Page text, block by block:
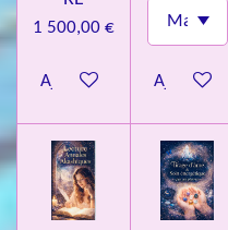
1 500,00 €
Ajouter au panierAjouter